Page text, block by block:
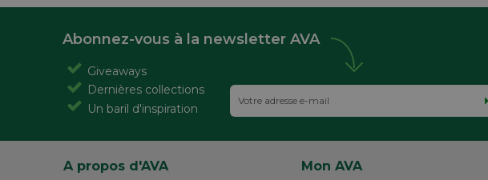
Abonnez-vous à la newsletter AVA
Giveaways
Dernières collections
Un baril d'inspiration
A propos d'AVA Mon AVA